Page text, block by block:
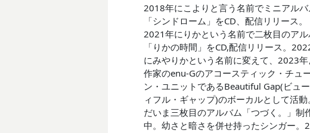
2018年にこよりと言う名前でミニアルバ
「シンドローム」をCD、配信リリース。
2021年にりかという名前で二枚目のアル
「りかの時間」をCD,配信リリース。
にみやりかという名前に変えて、2023年
作家のenu-Gのアコースティック・チュ
ン・ユニットであるBeautiful Gap(ビュ
ィフル・ギャップ)のボーカルとして活動
だいま三枚目のアルバム「つづく。」制
中。幼さと暗さを併せ持ったシンガー。